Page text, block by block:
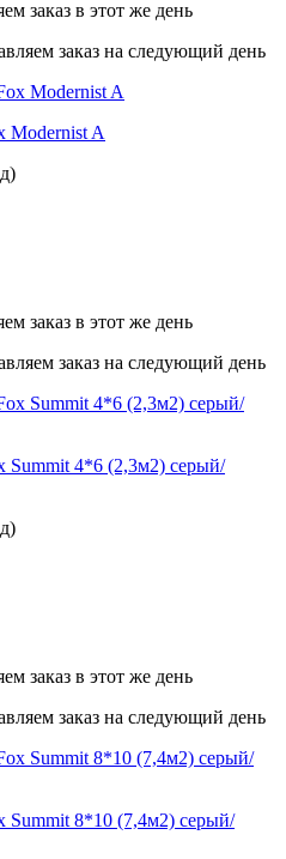
заказ в этот же день
заказ на следующий день
Modernist A
заказ в этот же день
заказ на следующий день
Summit 4*6 (2,3м2) серый/
заказ в этот же день
заказ на следующий день
Summit 8*10 (7,4м2) серый/